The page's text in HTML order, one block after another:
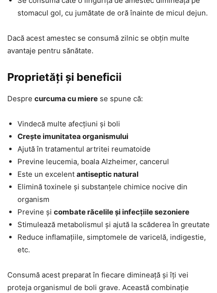
stomacul gol, cu jumătate de oră înainte de micul dejun.
Dacă acest amestec se consumă zilnic se obțin multe
avantaje pentru sănătate.
Proprietăți și beneficii
Despre curcuma cu miere se spune că:
Vindecă multe afecțiuni și boli
Crește imunitatea organismului
Ajută în tratamentul artritei reumatoide
Previne leucemia, boala Alzheimer, cancerul
Este un excelent antiseptic natural
Elimină toxinele și substanțele chimice nocive din
organism
Previne și combate răcelile și infecțiile sezoniere
Stimulează metabolismul și ajută la scăderea în greutate
Reduce inflamațiile, simptomele de varicelă, indigestie,
etc.
Consumă acest preparat în fiecare dimineață și îți vei
proteja organismul de boli grave. Această combinație